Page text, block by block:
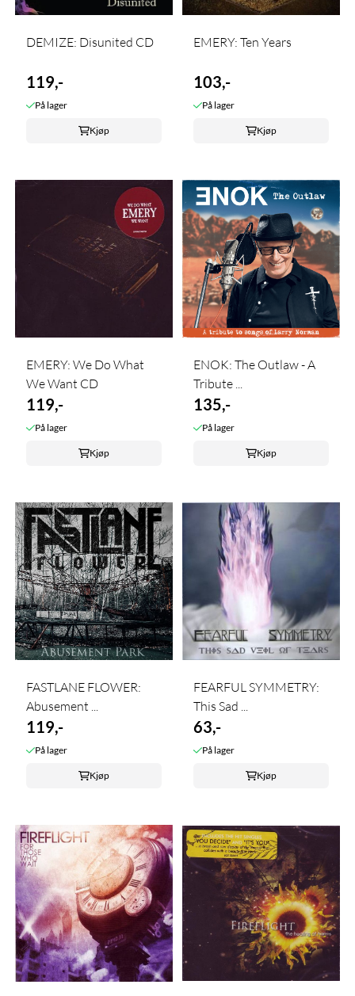
DEMIZE: Disunited CD
119,-
På lager
Kjøp
EMERY: Ten Years
103,-
På lager
Kjøp
EMERY: We Do What
We Want CD
119,-
På lager
Kjøp
ENOK: The Outlaw - A
Tribute ...
135,-
På lager
Kjøp
FASTLANE FLOWER:
Abusement ...
119,-
På lager
Kjøp
FEARFUL SYMMETRY:
This Sad ...
63,-
På lager
Kjøp